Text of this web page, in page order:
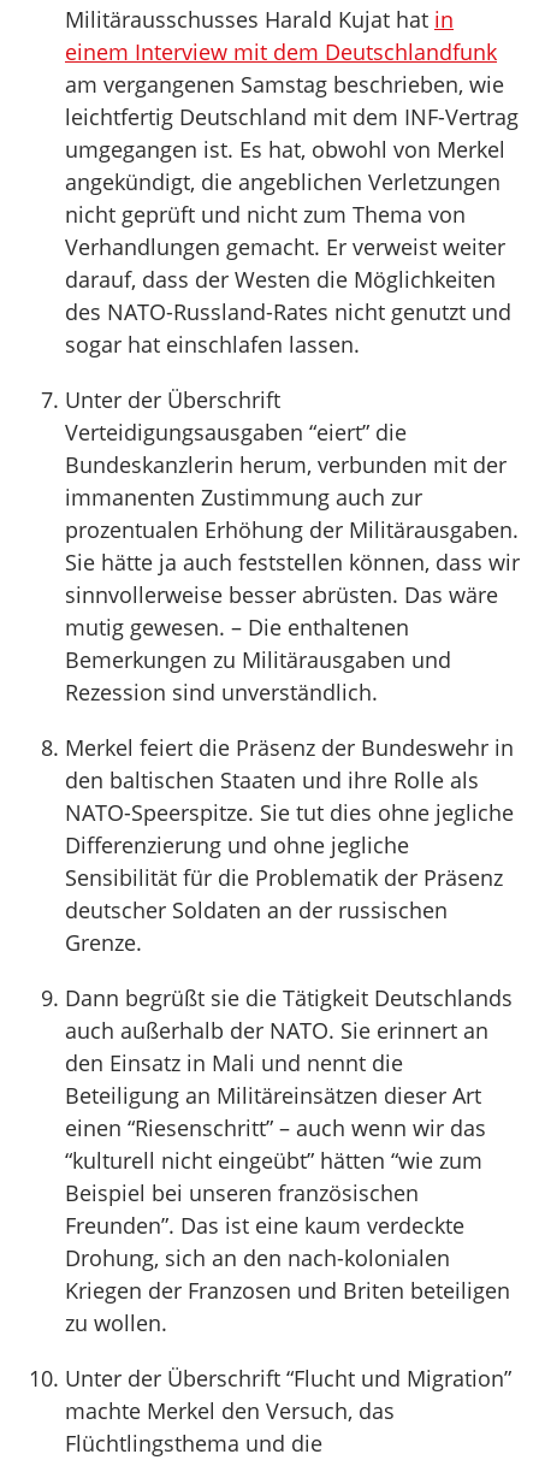
Militärausschusses Harald Kujat hat in
einem Interview mit dem Deutschlandfunk
am vergangenen Samstag beschrieben, wie
leichtfertig Deutschland mit dem INF-Vertrag
umgegangen ist. Es hat, obwohl von Merkel
angekündigt, die angeblichen Verletzungen
nicht geprüft und nicht zum Thema von
Verhandlungen gemacht. Er verweist weiter
darauf, dass der Westen die Möglichkeiten
des NATO-Russland-Rates nicht genutzt und
sogar hat einschlafen lassen.
Unter der Überschrift
Verteidigungsausgaben “eiert” die
Bundeskanzlerin herum, verbunden mit der
immanenten Zustimmung auch zur
prozentualen Erhöhung der Militärausgaben.
Sie hätte ja auch feststellen können, dass wir
sinnvollerweise besser abrüsten. Das wäre
mutig gewesen. – Die enthaltenen
Bemerkungen zu Militärausgaben und
Rezession sind unverständlich.
Merkel feiert die Präsenz der Bundeswehr in
den baltischen Staaten und ihre Rolle als
NATO-Speerspitze. Sie tut dies ohne jegliche
Differenzierung und ohne jegliche
Sensibilität für die Problematik der Präsenz
deutscher Soldaten an der russischen
Grenze.
Dann begrüßt sie die Tätigkeit Deutschlands
auch außerhalb der NATO. Sie erinnert an
den Einsatz in Mali und nennt die
Beteiligung an Militäreinsätzen dieser Art
einen “Riesenschritt” – auch wenn wir das
“kulturell nicht eingeübt” hätten “wie zum
Beispiel bei unseren französischen
Freunden”. Das ist eine kaum verdeckte
Drohung, sich an den nach-kolonialen
Kriegen der Franzosen und Briten beteiligen
zu wollen.
Unter der Überschrift “Flucht und Migration”
machte Merkel den Versuch, das
Flüchtlingsthema und die